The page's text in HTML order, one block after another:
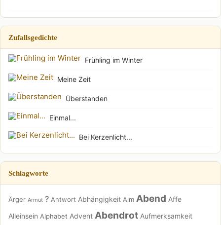
Zufallsgedichte
Frühling im Winter
Meine Zeit
Überstanden
Einmal...
Bei Kerzenlicht...
Schlagworte
Ärger Armut ? Antwort Abhängigkeit Alm Abend Affe
Alleinsein Alphabet Advent Abendrot Aufmerksamkeit